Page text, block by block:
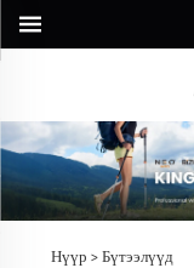
Нүүр > Бүтээлүүд